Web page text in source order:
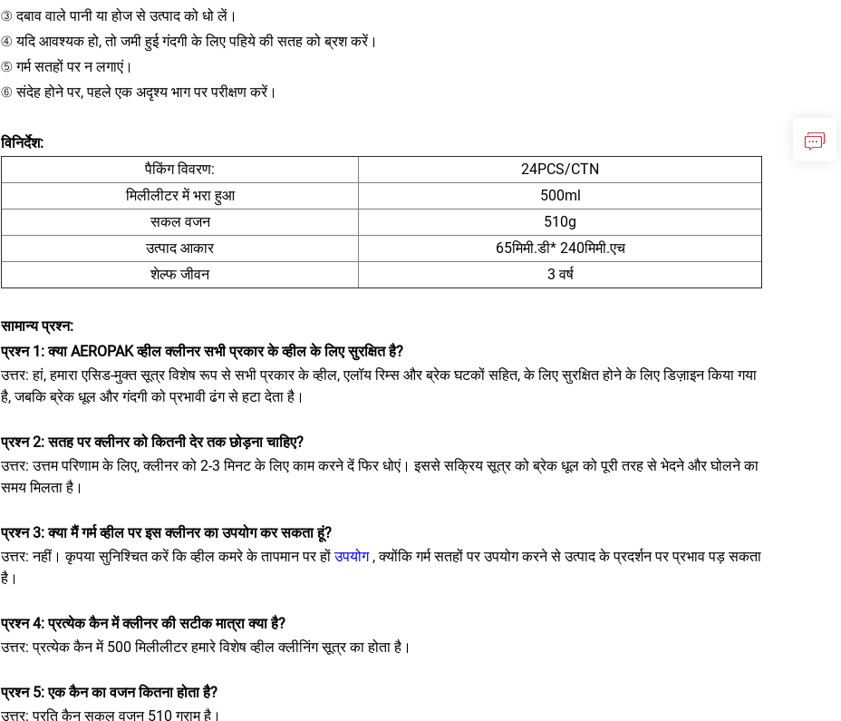
③ दबाव वाले पानी या होज से उत्पाद को धो लें।
④ यदि आवश्यक हो, तो जमी हुई गंदगी के लिए पहिये की सतह को ब्रश करें।
⑤ गर्म सतहों पर न लगाएं।
⑥ संदेह होने पर, पहले एक अदृश्य भाग पर परीक्षण करें।
विनिर्देश:
पैकिंग विवरण:
24PCS/CTN
मिलीलीटर में भरा हुआ
500ml
सकल वजन
510g
उत्पाद आकार
65मिमी.डी* 240मिमी.एच
शेल्फ जीवन
3 वर्ष
सामान्य प्रश्न:
प्रश्न 1: क्या AEROPAK व्हील क्लीनर सभी प्रकार के व्हील के लिए सुरक्षित है?
उत्तर: हां, हमारा एसिड-मुक्त सूत्र विशेष रूप से सभी प्रकार के व्हील, एलॉय रिम्स और ब्रेक घटकों सहित, के लिए सुरक्षित होने के लिए डिज़ाइन किया गया
है, जबकि ब्रेक धूल और गंदगी को प्रभावी ढंग से हटा देता है।
प्रश्न 2: सतह पर क्लीनर को कितनी देर तक छोड़ना चाहिए?
उत्तर: उत्तम परिणाम के लिए, क्लीनर को 2-3 मिनट के लिए काम करने दें फिर धोएं। इससे सक्रिय सूत्र को ब्रेक धूल को पूरी तरह से भेदने और घोलने का
समय मिलता है।
प्रश्न 3: क्या मैं गर्म व्हील पर इस क्लीनर का उपयोग कर सकता हूं?
उत्तर: नहीं। कृपया सुनिश्चित करें कि व्हील कमरे के तापमान पर होंउपयोग , क्योंकि गर्म सतहों पर उपयोग करने से उत्पाद के प्रदर्शन पर प्रभाव पड़ सकता
है।
प्रश्न 4: प्रत्येक कैन में क्लीनर की सटीक मात्रा क्या है?
उत्तर: प्रत्येक कैन में 500 मिलीलीटर हमारे विशेष व्हील क्लीनिंग सूत्र का होता है।
प्रश्न 5: एक कैन का वजन कितना होता है?
उत्तर: प्रति कैन सकल वजन 510 ग्राम है।